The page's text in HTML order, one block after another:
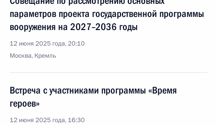
параметров проекта государственной программы
вооружения на 2027–2036 годы
12 июня 2025 года, 20:10
Москва, Кремль
Встреча с участниками программы «Время
героев»
12 июня 2025 года, 16:30